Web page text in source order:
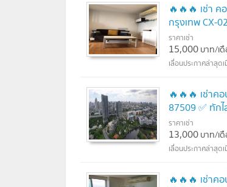
🔥🔥🔥 เช่า
กรุงเทพ CX-
ราคาเช่า
15,000บาท/เ
🔥🔥🔥 เช่าค
87509 ✅ ทัก
ราคาเช่า
13,000บาท/เ
🔥🔥🔥 เช่าค